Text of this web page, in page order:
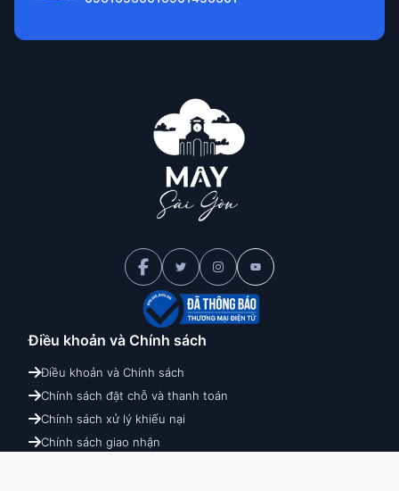
Điều khoản và Chính sách
Điều khoản và Chính sách
Chính sách đặt chỗ và thanh toán
Chính sách xử lý khiếu nại
Chính sách giao nhận